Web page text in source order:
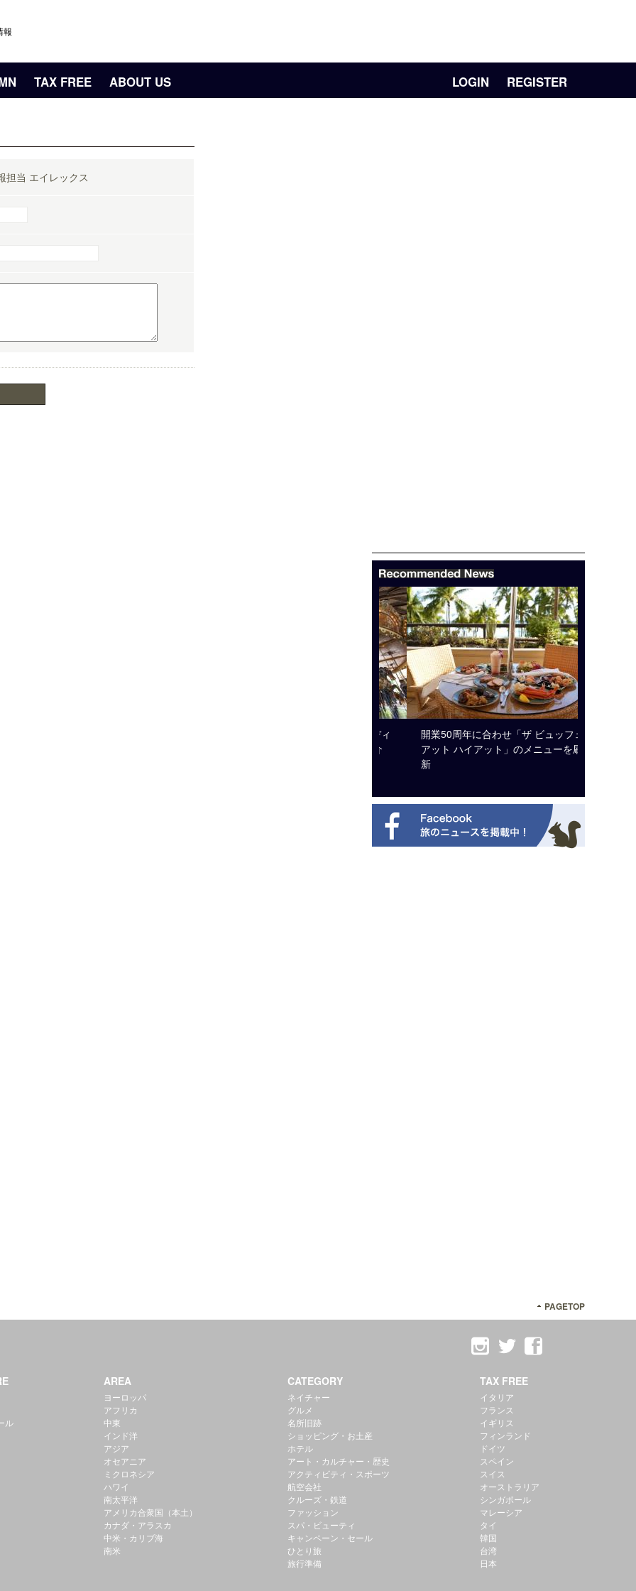
報
TAX FREE ABOUT US LOGIN REGISTER
担当 エイレックス
開業50周年に合わせ「ザ ビュッフェ
アット ハイアット」のメニューを刷
PAGETOP
ル
AREA
ヨーロッパ
アフリカ
中東
インド洋
アジア
オセアニア
ミクロネシア
ハワイ
南太平洋
アメリカ合衆国（本土）
カナダ・アラスカ
中米・カリブ海
南米
CATEGORY
ネイチャー
グルメ
名所旧跡
ショッピング・お土産
ホテル
アート・カルチャー・歴史
アクティビティ・スポーツ
航空会社
クルーズ・鉄道
ファッション
スパ・ビューティ
キャンペーン・セール
ひとり旅
旅行準備
TAX FREE
イタリア
フランス
イギリス
フィンランド
ドイツ
スペイン
スイス
オーストラリア
シンガポール
マレーシア
タイ
韓国
台湾
日本